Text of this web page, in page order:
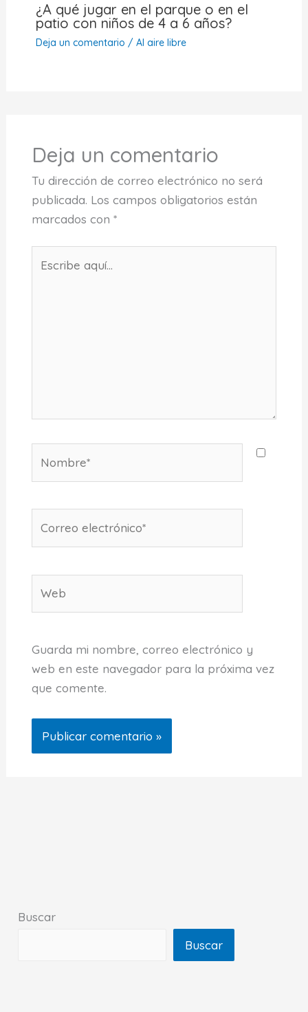
¿A qué jugar en el parque o en el
patio con niños de 4 a 6 años?
Deja un comentario / Al aire libre
Deja un comentario
Tu dirección de correo electrónico no será
publicada. Los campos obligatorios están
marcados con *
aquí...
electrónico*
Guarda mi nombre, correo electrónico y
web en este navegador para la próxima vez
que comente.
Buscar
Buscar